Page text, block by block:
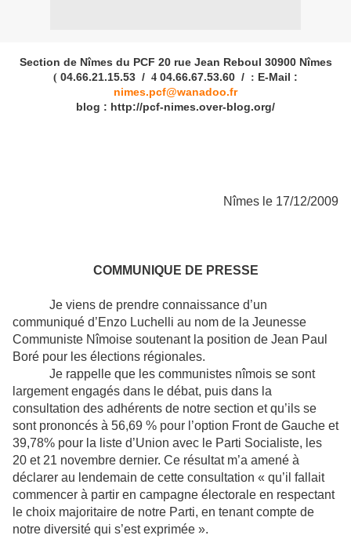
Section de Nîmes du PCF 20 rue Jean Reboul 30900 Nîmes
( 04.66.21.15.53 / 4 04.66.67.53.60 / : E-Mail :
nimes.pcf@wanadoo.fr
blog : http://pcf-nimes.over-blog.org/
Nîmes le 17/12/2009
COMMUNIQUE DE PRESSE
Je viens de prendre connaissance d’un
communiqué d’Enzo Luchelli au nom de la Jeunesse
Communiste Nîmoise soutenant la position de Jean Paul
Boré pour les élections régionales.
Je rappelle que les communistes nîmois se sont
largement engagés dans le débat, puis dans la
consultation des adhérents de notre section et qu’ils se
sont prononcés à 56,69 % pour l’option Front de Gauche et
39,78% pour la liste d’Union avec le Parti Socialiste, les
20 et 21 novembre dernier. Ce résultat m’a amené à
déclarer au lendemain de cette consultation « qu’il fallait
commencer à partir en campagne électorale en respectant
le choix majoritaire de notre Parti, en tenant compte de
notre diversité qui s’est exprimée ».